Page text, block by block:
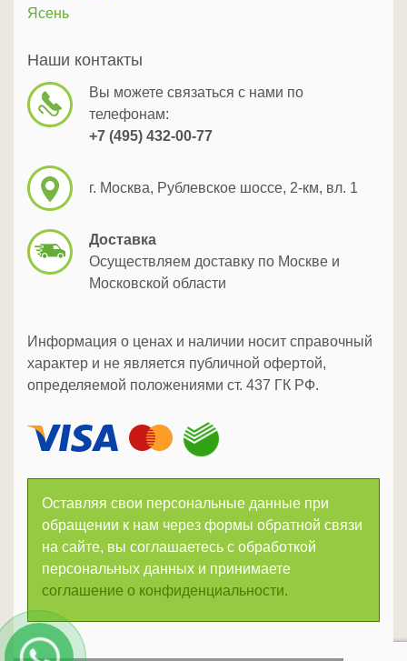
Ясень
Наши контакты
Вы можете связаться с нами по
телефонам:
+7 (495) 432-00-77
г. Москва, Рублевское шоссе, 2-км, вл. 1
Доставка
Осуществляем доставку по Москве и
Московской области
Информация о ценах и наличии носит справочный
характер и не является публичной офертой,
определяемой положениями ст. 437 ГК РФ.
Оставляя свои персональные данные при
обращении к нам через формы обратной связи
на сайте, вы соглашаетесь с обработкой
персональных данных и принимаете
соглашение о конфиденциальности.